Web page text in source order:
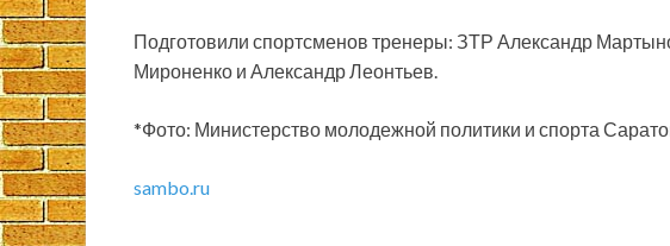
Подготовили спортсменов тренеры: ЗТР Александр
Мироненко и Александр Леонтьев.
*Фото: Министерство молодежной политики и спорта
sambo.ru